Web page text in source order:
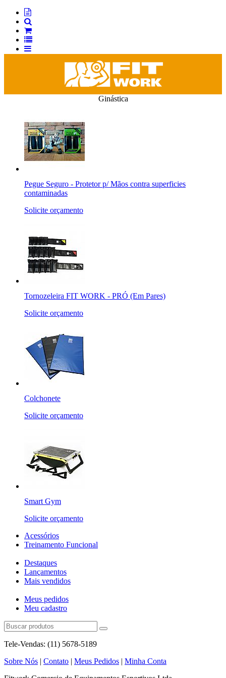
Ginástica
Pegue Seguro - Protetor p/ Mãos contra superficies
contaminadas
Solicite orçamento
Tornozeleira FIT WORK - PRÓ (Em Pares)
Solicite orçamento
Colchonete
Solicite orçamento
Smart Gym
Solicite orçamento
Acessórios
Treinamento Funcional
Destaques
Lançamentos
Mais vendidos
Meus pedidos
Meu cadastro
Tele-Vendas: (11) 5678-5189
Sobre Nós | Contato | Meus Pedidos | Minha Conta